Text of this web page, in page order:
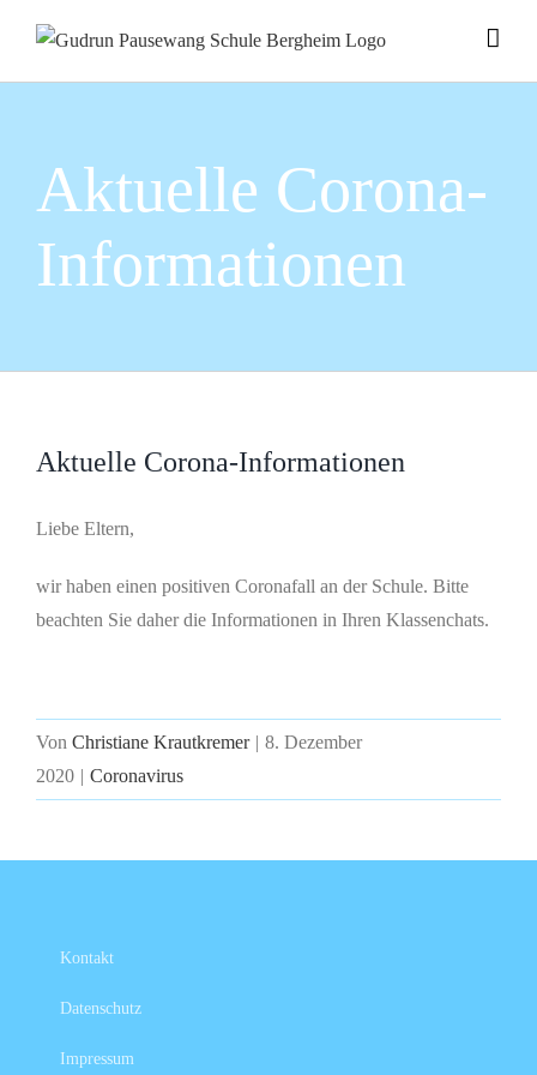
Inhalt
springen
Aktuelle Corona-
Informationen
Aktuelle Corona-Informationen
Liebe Eltern,
wir haben einen positiven Coronafall an der Schule. Bitte
beachten Sie daher die Informationen in Ihren Klassenchats.
Von Christiane Krautkremer | 8. Dezember
2020 | Coronavirus
Kontakt
Datenschutz
Impressum